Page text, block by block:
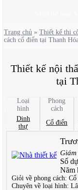
Trang chủ » Thiết kế thi
cách cổ điển tại Thanh
Thiết kế nội
tại
Loại
hình
Dinh
thự
Phong
cách
Cổ điển
Số
Năm
Giỏi về phong cách:
Chuyên về loại hình: